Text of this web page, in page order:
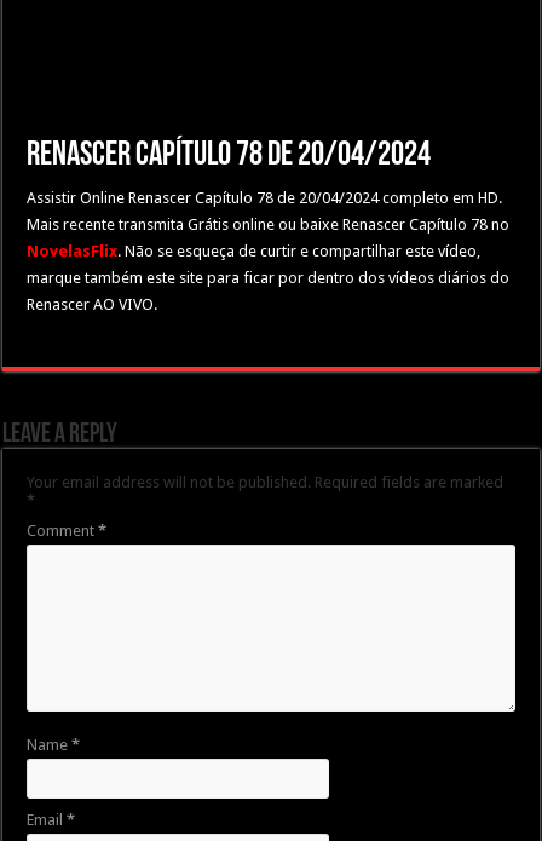
Renascer Capítulo 78 de 20/04/2024
Assistir Online Renascer Capítulo 78 de 20/04/2024 completo em HD.
Mais recente transmita Grátis online ou baixe Renascer Capítulo 78 no
NovelasFlix. Não se esqueça de curtir e compartilhar este vídeo,
marque também este site para ficar por dentro dos vídeos diários do
Renascer AO VIVO.
Leave a Reply
Your email address will not be published. Required fields are marked
*
Comment*
Name*
Email*